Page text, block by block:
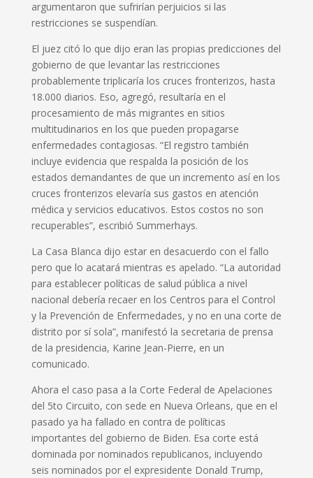
argumentaron que sufrirían perjuicios si las
restricciones se suspendían.
El juez citó lo que dijo eran las propias predicciones del
gobierno de que levantar las restricciones
probablemente triplicaría los cruces fronterizos, hasta
18.000 diarios. Eso, agregó, resultaría en el
procesamiento de más migrantes en sitios
multitudinarios en los que pueden propagarse
enfermedades contagiosas. “El registro también
incluye evidencia que respalda la posición de los
estados demandantes de que un incremento así en los
cruces fronterizos elevaría sus gastos en atención
médica y servicios educativos. Estos costos no son
recuperables”, escribió Summerhays.
La Casa Blanca dijo estar en desacuerdo con el fallo
pero que lo acatará mientras es apelado. “La autoridad
para establecer políticas de salud pública a nivel
nacional debería recaer en los Centros para el Control
y la Prevención de Enfermedades, y no en una corte de
distrito por sí sola”, manifestó la secretaria de prensa
de la presidencia, Karine Jean-Pierre, en un
comunicado.
Ahora el caso pasa a la Corte Federal de Apelaciones
del 5to Circuito, con sede en Nueva Orleans, que en el
pasado ya ha fallado en contra de políticas
importantes del gobierno de Biden. Esa corte está
dominada por nominados republicanos, incluyendo
seis nominados por el expresidente Donald Trump,